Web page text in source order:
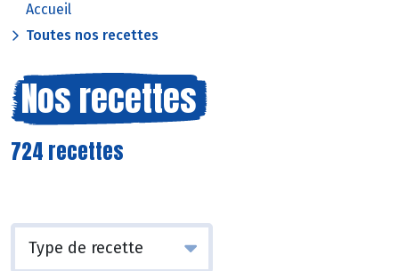
Accueil
Toutes nos recettes
Nos recettes
724 recettes